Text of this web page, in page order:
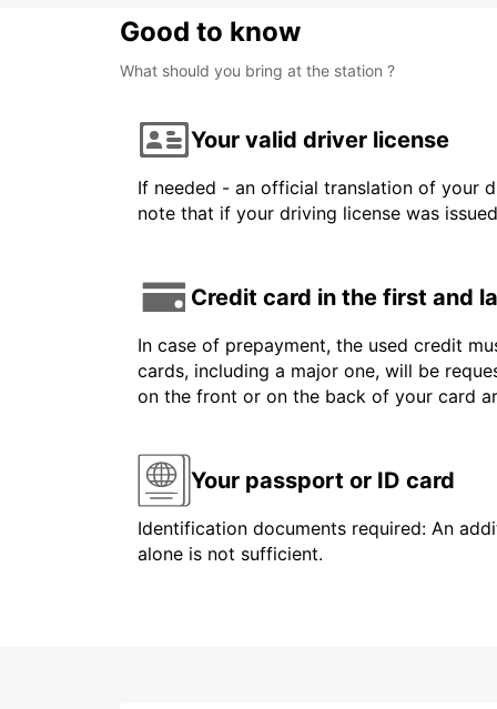
Good to know
What should you bring at the station ?
Your valid driver license
If needed - an official translation of your
note that if your driving license was
Credit card in the first and
In case of prepayment, the used credit
cards, including a major one, will be
on the front or on the back of your card
Your passport or ID card
Identification documents required: An
alone is not sufficient.